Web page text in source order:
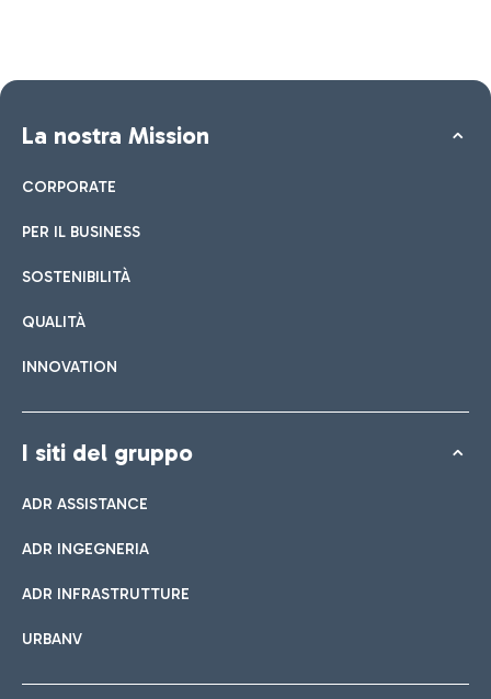
La nostra Mission
CORPORATE
PER IL BUSINESS
SOSTENIBILITÀ
QUALITÀ
INNOVATION
I siti del gruppo
ADR ASSISTANCE
ADR INGEGNERIA
ADR INFRASTRUTTURE
URBANV